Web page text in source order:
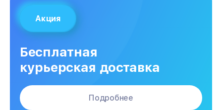
Акция
Бесплатная
курьерская доставка
Подробнее